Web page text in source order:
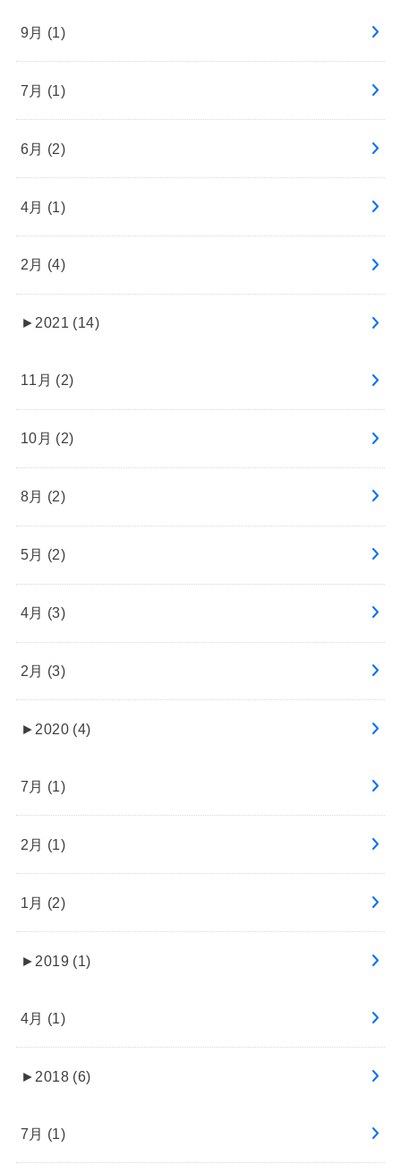
9月 (1)
7月 (1)
6月 (2)
4月 (1)
2月 (4)
► 2021 (14)
11月 (2)
10月 (2)
8月 (2)
5月 (2)
4月 (3)
2月 (3)
► 2020 (4)
7月 (1)
2月 (1)
1月 (2)
► 2019 (1)
4月 (1)
► 2018 (6)
7月 (1)